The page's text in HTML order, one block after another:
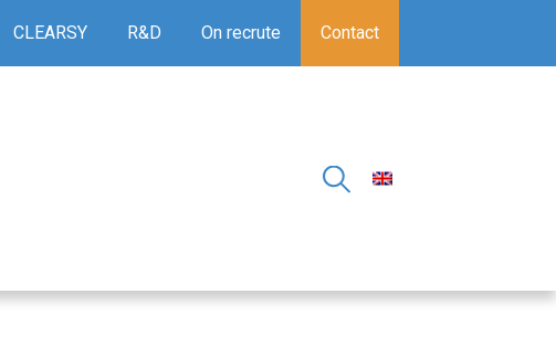
CLEARSY R&D On recrute Contact